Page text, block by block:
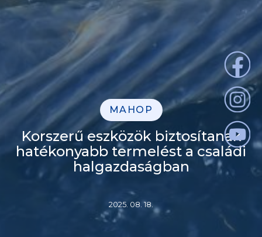
MAHOP
Korszerű eszközök biztosítanak
hatékonyabb termelést a családi
halgazdaságban
2025. 08. 18.